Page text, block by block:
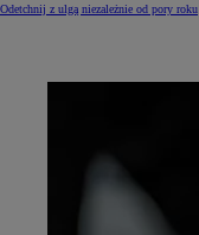
Odetchnij z ulgą niezależnie od pory roku